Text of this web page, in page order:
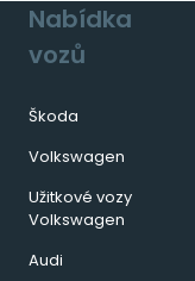
Nabídka
vozů
Škoda
Volkswagen
Užitkové vozy
Volkswagen
Audi